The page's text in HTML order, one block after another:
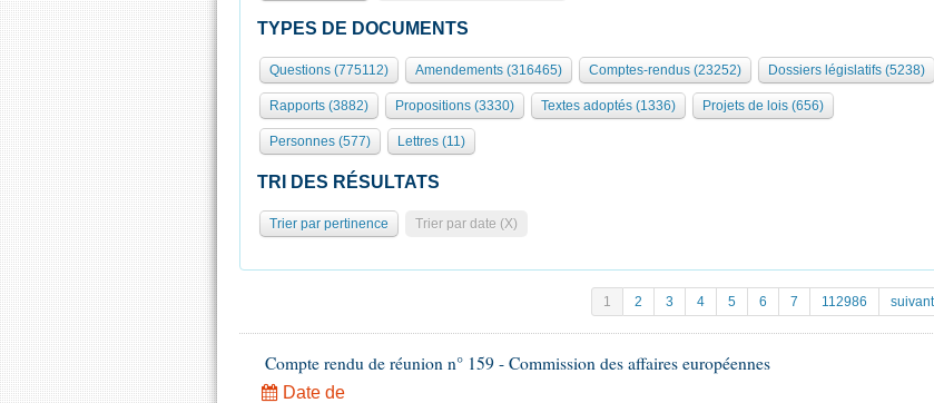
TYPES DE DOCUMENTS
Questions (775112) Amendements (316465) Comptes-rendus (23252) Dossiers législatifs (5238)
Rapports (3882) Propositions (3330) Textes adoptés (1336) Projets de lois (656)
Personnes (577) Lettres (11)
TRI DES RÉSULTATS
Trier par pertinence Trier par date (X)
1 2 3 4 5 6 7 112986
Compte rendu de réunion n° 159 - Commission des affaires européennes
Date de